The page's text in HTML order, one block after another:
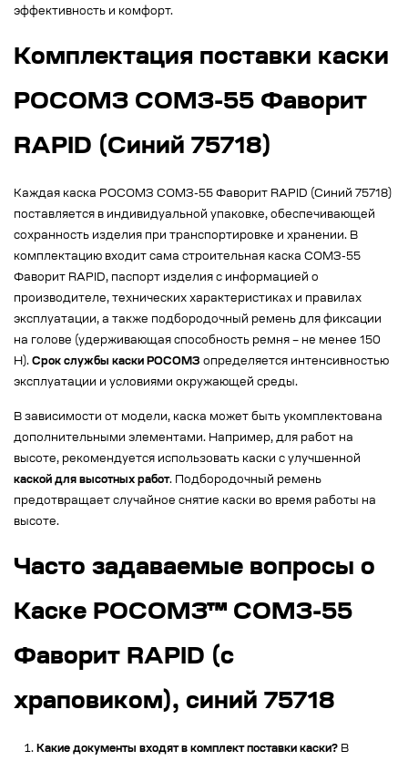
эффективность и комфорт.
Комплектация поставки каски
РОСОМЗ СОМЗ-55 Фаворит
RAPID (Синий 75718)
Каждая каска РОСОМЗ СОМЗ-55 Фаворит RAPID (Синий 75718)
поставляется в индивидуальной упаковке, обеспечивающей
сохранность изделия при транспортировке и хранении. В
комплектацию входит сама строительная каска СОМЗ-55
Фаворит RAPID, паспорт изделия с информацией о
производителе, технических характеристиках и правилах
эксплуатации, а также подбородочный ремень для фиксации
на голове (удерживающая способность ремня – не менее 150
Н). Срок службы каски РОСОМЗ определяется интенсивностью
эксплуатации и условиями окружающей среды.
В зависимости от модели, каска может быть укомплектована
дополнительными элементами. Например, для работ на
высоте, рекомендуется использовать каски с улучшенной
каской для высотных работ. Подбородочный ремень
предотвращает случайное снятие каски во время работы на
высоте.
Часто задаваемые вопросы о
Каске РОСОМЗ™ СОМЗ-55
Фаворит RAPID (с
храповиком), синий 75718
Какие документы входят в комплект поставки каски? В